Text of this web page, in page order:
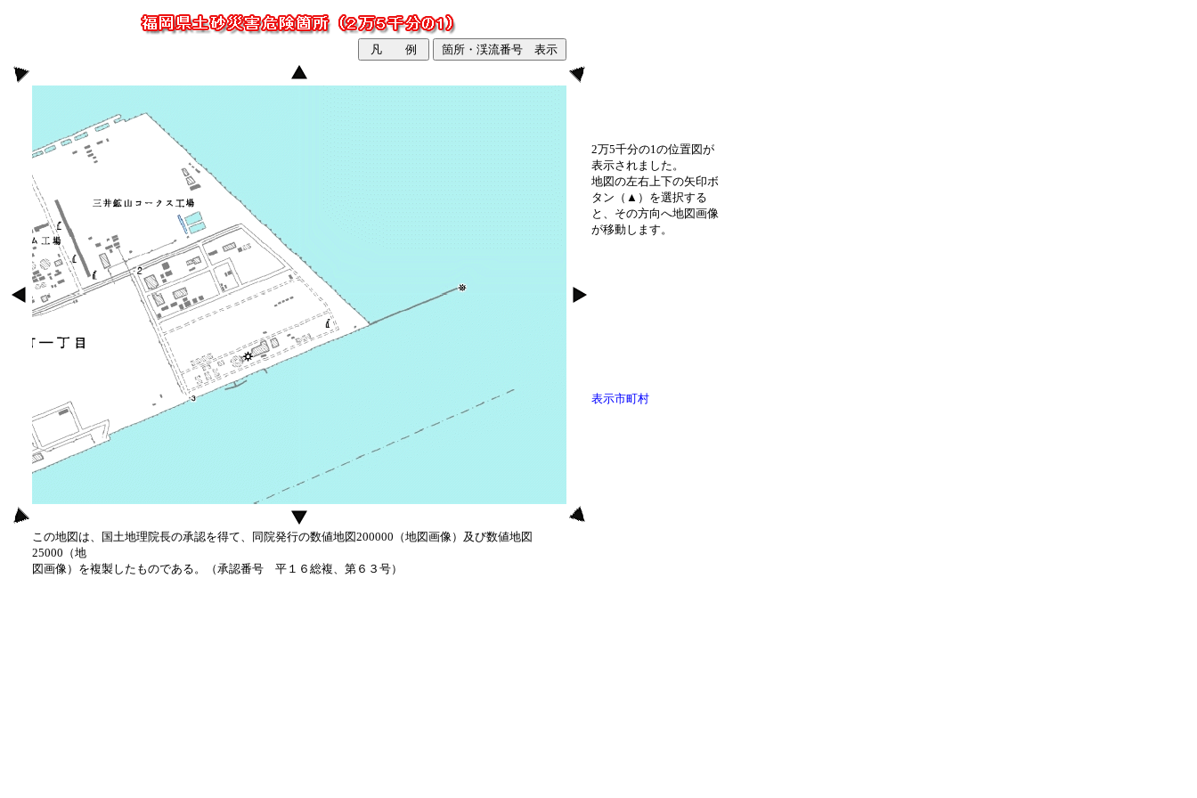
2万5千分の1の位置図が
表示されました。
地図の左右上下の矢印ボ
タン（▲）を選択する
と、その方向へ地図画像
が移動します。
表示市町村
この地図は、国土地理院長の承認を得て、同院発行の数値地図200000（地図画像）及び数値地図
25000（地
図画像）を複製したものである。（承認番号 平１６総複、第６３号）